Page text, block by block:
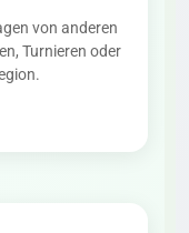
von anderen
Turnieren oder